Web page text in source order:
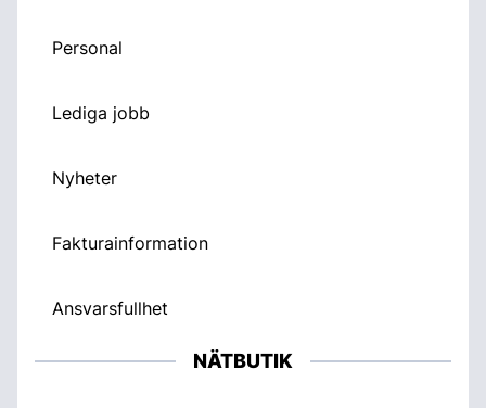
Personal
Lediga jobb
Nyheter
Fakturainformation
Ansvarsfullhet
NÄTBUTIK